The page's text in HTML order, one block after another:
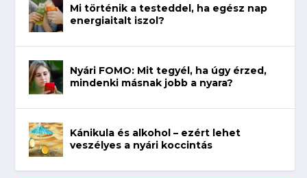
Mi történik a testeddel, ha egész nap
energiaitalt iszol?
Nyári FOMO: Mit tegyél, ha úgy érzed,
mindenki másnak jobb a nyara?
Kánikula és alkohol – ezért lehet
veszélyes a nyári koccintás